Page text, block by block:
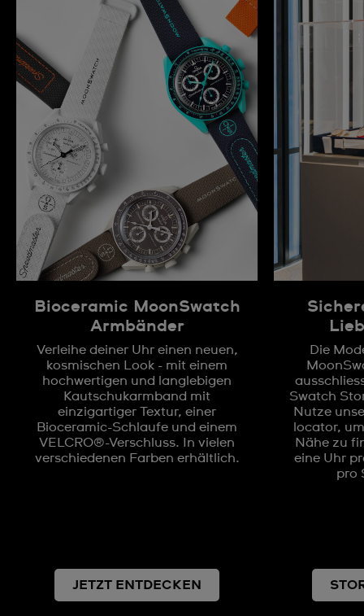
Bioceramic MoonSwatch
Armbänder
Verleihe deiner Uhr einen neuen,
kosmischen Look - mit einem
hochwertigen und langlebigen
Kautschukarmband mit
einzigartiger Textur, einer
Bioceramic-Schlaufe und einem
VELCRO®-Verschluss. In vielen
verschiedenen Farben erhältlich.
JETZT ENTDECKEN
Die
Swatch
Nutze
locator,
Nähe zu
eine Uhr
pro